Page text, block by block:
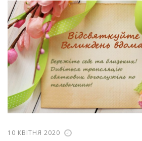
10 КВІТНЯ 2020